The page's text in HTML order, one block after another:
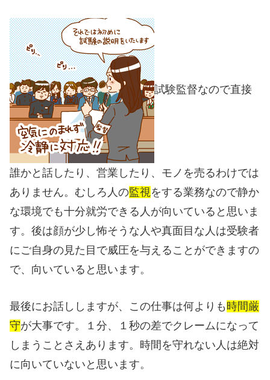
試験監督なので直接
誰かと話したり、営業したり、モノを売るわけでは
ありません。むしろ人の監視 をする業務なので静か
な環境でも十分就労できる人が向いていると思いま
す。後は顔が少し怖そうな人や真面目な人は受験者
にご自身の見た目で威圧を与えることができますの
で、向いていると思います。
最後にお話ししますが、この仕事は何よりも 時間厳
守が大事です。１分、１秒の差でクレームになって
しまうことさえあります。時間を守れない人は絶対
に向いていないと思います。